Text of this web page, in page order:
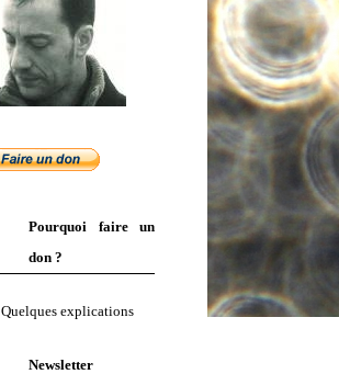
Pourquoi faire un
don ?
Quelques explications
Newsletter